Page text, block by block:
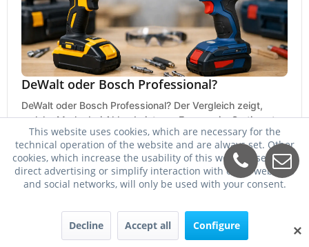
DeWalt oder Bosch Professional?
DeWalt oder Bosch Professional? Der Vergleich zeigt,
welche Marke bei Akku, Leistung, Ergonomie, Sortiment
und Preis besser zu Ihrem Einsatz passt.
21. Mai 2026
✕
This website uses cookies, which are necessary for the
technical operation of the website and are always set. Other
cookies, which increase the usability of this website, serve for
direct advertising or simplify interaction with other websites
and social networks, will only be used with your consent.
Decline Accept all Configure